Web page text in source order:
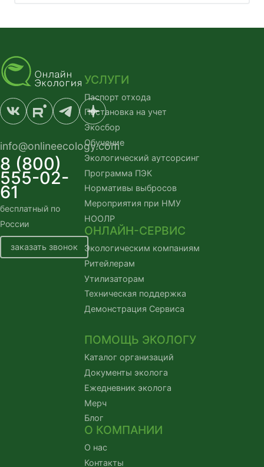
info@onlineecology.com
8 (800)
555-02-
61
бесплатный по
России
заказать звонок
УСЛУГИ
Паспорт отхода
Постановка на учет
Экосбор
Обучение
Экологический аутсорсинг
Программа ПЭК
Нормативы выбросов
Мероприятия при НМУ
НООЛР
ОНЛАЙН-СЕРВИС
Экологическим компаниям
Ритейлерам
Утилизаторам
Техническая поддержка
Демонстрация Сервиса
ПОМОЩЬ ЭКОЛОГУ
Каталог организаций
Документы эколога
Ежедневник эколога
Мерч
Блог
О КОМПАНИИ
О нас
Контакты